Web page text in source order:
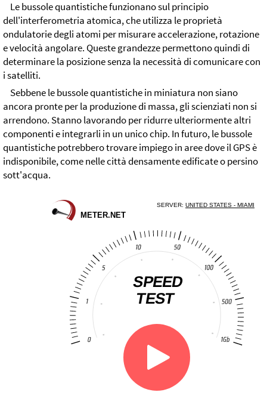
Le bussole quantistiche funzionano sul principio
dell'interferometria atomica, che utilizza le proprietà
ondulatorie degli atomi per misurare accelerazione, rotazione
e velocità angolare. Queste grandezze permettono quindi di
determinare la posizione senza la necessità di comunicare con
i satelliti.
Sebbene le bussole quantistiche in miniatura non siano
ancora pronte per la produzione di massa, gli scienziati non si
arrendono. Stanno lavorando per ridurre ulteriormente altri
componenti e integrarli in un unico chip. In futuro, le bussole
quantistiche potrebbero trovare impiego in aree dove il GPS è
indisponibile, come nelle città densamente edificate o persino
sott'acqua.